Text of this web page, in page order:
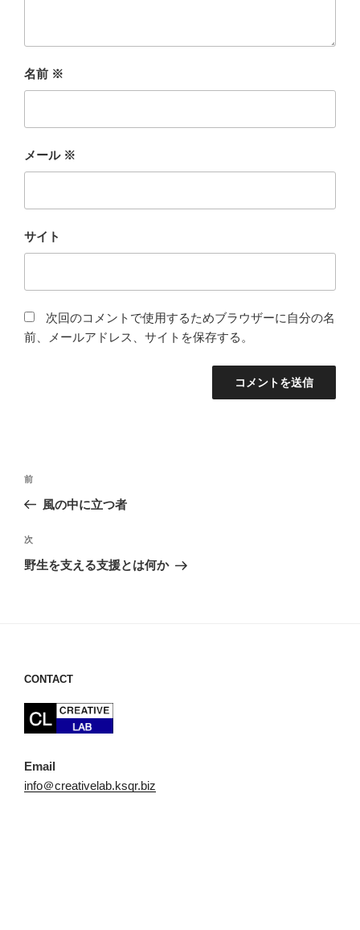
名前 ※
メール ※
サイト
次回のコメントで使用するためブラウザーに自分の名
前、メールアドレス、サイトを保存する。
投
ビ
ゲ
前
の
稿
前
風の中に立つ者
次
の
次
野生を支える支援とは何か
CONTACT
Email
info＠creativelab.ksqr.biz